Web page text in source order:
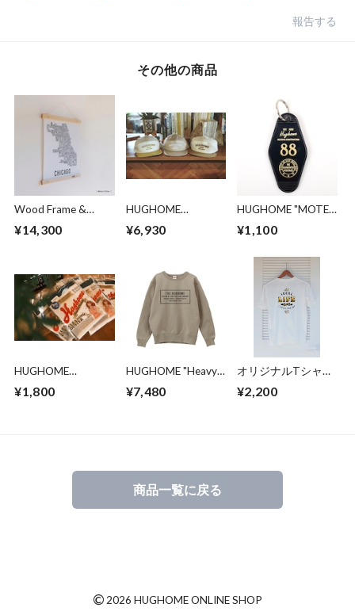
報告する
その他の商品
Wood Frame &
レーム＆ポスター
¥14,300
HUGHOME
2021 "
¥6,930
HUGHOME "MOTEL
¥1,100
HUGHOME
CLEANING
¥1,800
HUGHOME "Heavy
¥7,480
オリジナルTシャツ
¥2,200
商品一覧に戻る
© 2026 HUGHOME ONLINE SHOP